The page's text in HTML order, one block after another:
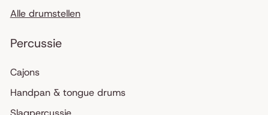
Alle drumstellen
Percussie
Cajons
Handpan & tongue drums